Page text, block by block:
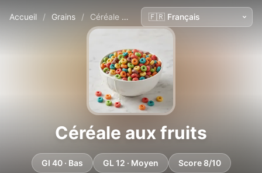
Accueil / Grains / Céréale aux fruits
Céréale aux fruits
GI 40 · Bas GL 12 · Moyen Score 8/10